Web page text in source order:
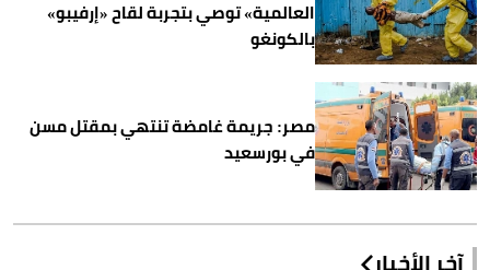
العالمية» توصي بتجربة لقاح «إرفيبو»
بالكونغو
مصر: جريمة غامضة تنتهي بمقتل مسن
في بورسعيد